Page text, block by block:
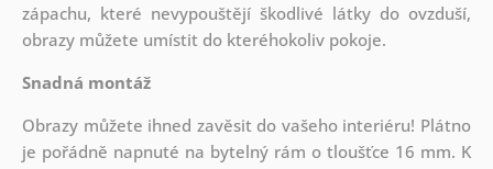
zápachu, které nevypouštějí škodlivé látky do ovzduší,
obrazy můžete umístit do kteréhokoliv pokoje.
Snadná montáž
Obrazy můžete ihned zavěsit do vašeho interiéru! Plátno
je pořádně napnuté na bytelný rám o tloušťce 16 mm. K